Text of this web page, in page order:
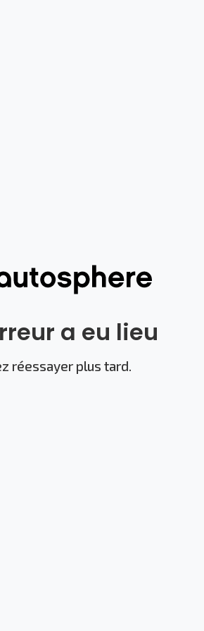
a eu lieu
réessayer plus tard.